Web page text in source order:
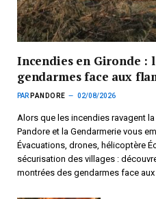
Incendies en Gironde :
gendarmes face aux
PAR PANDORE 02/08/2026
Alors que les incendies ravagent
Pandore et la Gendarmerie vous
Évacuations, drones, hélicoptère
sécurisation des villages :
montrées des gendarmes face aux